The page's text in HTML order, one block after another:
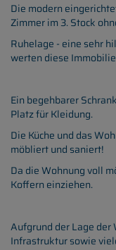
Die modern
Zimmer im 3. Stock
Ruhelage - eine sehr
werten diese
Ein begehbarer
Platz für Kleidung.
Die Küche und das
möbliert und saniert!
Da die Wohnung voll
Koffern einziehen.
Aufgrund der Lage der
Infrastruktur sowie